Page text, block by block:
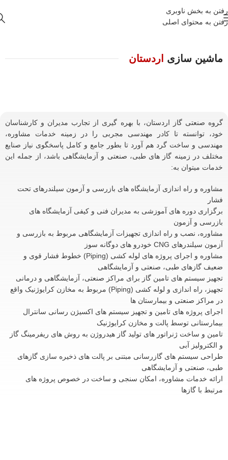
رفتن به بخش ناوبری
رفتن به محتوای اصلی
ماشین سازی اردستان
گروه صنعتی گاز اردستان، با بهره گیری از تجارب مدیران و کارشناسان
خود، توانسته تا کادر مهندسی مجربی را در زمینه خدمات مشاوره،
مهندسی و ساخت گرد هم آورد تا بطور جامع و کامل پاسخگوی نیاز صنایع
مختلف در زمینه گاز های طبی، صنعتی و آزمایشگاهی باشد، از جمله این
خدمات میتوان به:
مشاوره و راه اندازی آزمایشگاه های بازرسی و آزمون سیلندرهای تحت
فشار
برگزاری دوره های آموزشی به مدیران فنی و کیفی آزمایشگاه های
بازرسی و آزمون
مشاوره، نصب و راه اندازی تجهیزات آزمایشگاهی مربوط به بازرسی و
آزمون سیلندرهای CNG خودرو های دوگانه سوز
مشاوره و اجرای پروژه های لوله کشی (Piping) خطوط فشار قوی و
ضعیف گازهای طبی، صنعتی و آزمایشگاهی
تجهیز سیستم های تامین گاز برای مراکز صنعتی، آزمایشگاهی و درمانی
تجهیز، راه اندازی و لوله کشی (Piping) مربوط به مخازن کرایوژنیک واقع
در مراکز صنعتی و بیمارستان ها
اجرای پروژه های تامین و تجهیز سیستم های اکسیژن رسانی سانترال
بیمارستانی توسط پالت و مخازن کرایوژنیک
تامین و ساخت ژنراتور های تولید گاز هیدروژن به روش های ریفرمینگ گاز
و الکترولیز آبی
طراحی سیستم های گازرسانی مبتنی بر پالت های ذخیره سازی گازهای
طبی، صنعتی و آزمایشگاهی
ارائه خدمات مشاوره، امکان سنجی و ساخت در خصوص پروژه های
مرتبط با گازها